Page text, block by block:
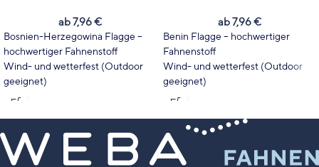
ab7,96€
Bosnien-Herzegowina Flagge –
hochwertiger Fahnenstoff
Wind- und wetterfest (Outdoor
geeignet)
Wählen Sie Fahnentyp und Größe
UV-Stabilität
Made in Germany
ab7,96€
Benin Flagge – hochwertiger
Fahnenstoff
Wind- und wetterfest (Outdoor
geeignet)
Wählen Sie Fahnentyp und Größe
Leuchtende Farben mit hoher
UV-Stabilität
Made in Germany